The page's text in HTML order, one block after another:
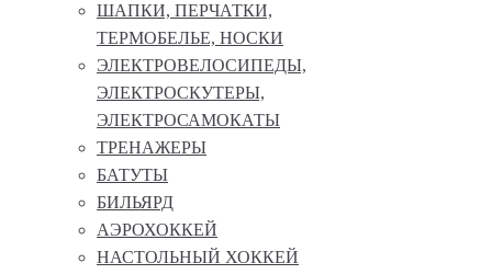
ШАПКИ, ПЕРЧАТКИ,
ТЕРМОБЕЛЬЕ, НОСКИ
ЭЛЕКТРОВЕЛОСИПЕДЫ,
ЭЛЕКТРОСКУТЕРЫ,
ЭЛЕКТРОСАМОКАТЫ
ТРЕНАЖЕРЫ
БАТУТЫ
БИЛЬЯРД
АЭРОХОККЕЙ
НАСТОЛЬНЫЙ ХОККЕЙ